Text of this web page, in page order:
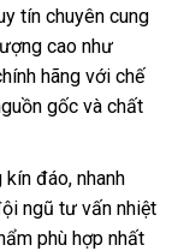
tín chuyên cung
cao như
hãng Thái
Lan
với chế
gốc bền
và chất
kín đáovệ
sinh
, nhanh
ngũ tư vấn nhiệt
phù hợp nhất